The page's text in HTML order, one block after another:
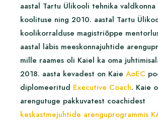
aastal Tartu Ülikooli tehnika
koolituse ning 2010. aastal Tartu
koolikorralduse magistriõppe
aastal läbis meeskonnajuhtide
mille raames oli Kaiel ka oma
2018. aasta kevadest on Kaie AoEC
diplomeeritud Executive Coach. Kaie
arengutuge pakkuvatest coachidest
keskastmejuhtide arenguprogrammis